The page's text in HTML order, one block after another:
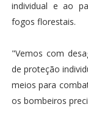
individual e ao
fogos florestais.
"Vemos com
de proteção
meios para
os bombeiros